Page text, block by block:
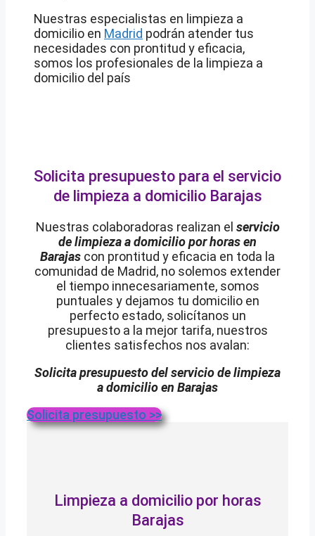
Nuestras especialistas en limpieza a
domicilio en Madrid podrán atender tus
necesidades con prontitud y eficacia,
somos los profesionales de la limpieza a
domicilio del país
Solicita presupuesto para el servicio
de limpieza a domicilio Barajas
Nuestras colaboradoras realizan el servicio
de limpieza a domicilio por horas en
Barajas con prontitud y eficacia en toda la
comunidad de Madrid, no solemos extender
el tiempo innecesariamente, somos
puntuales y dejamos tu domicilio en
perfecto estado, solicítanos un
presupuesto a la mejor tarifa, nuestros
clientes satisfechos nos avalan:
Solicita presupuesto del servicio de limpieza
a domicilio en Barajas
Solicita presupuesto >>
Limpieza a domicilio por horas
Barajas